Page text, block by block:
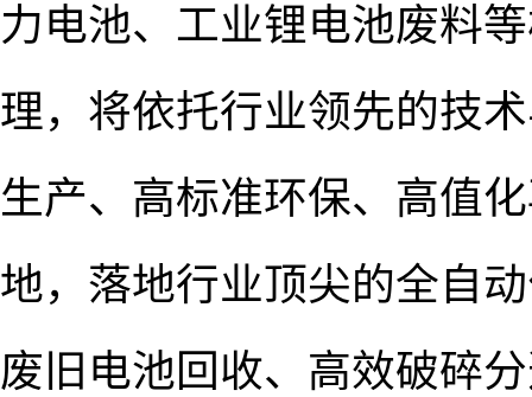
力电池、工业锂电池废料
理，将依托行业领先的技
生产、高标准环保、高值
地，落地行业顶尖的全自
废旧电池回收、高效破碎